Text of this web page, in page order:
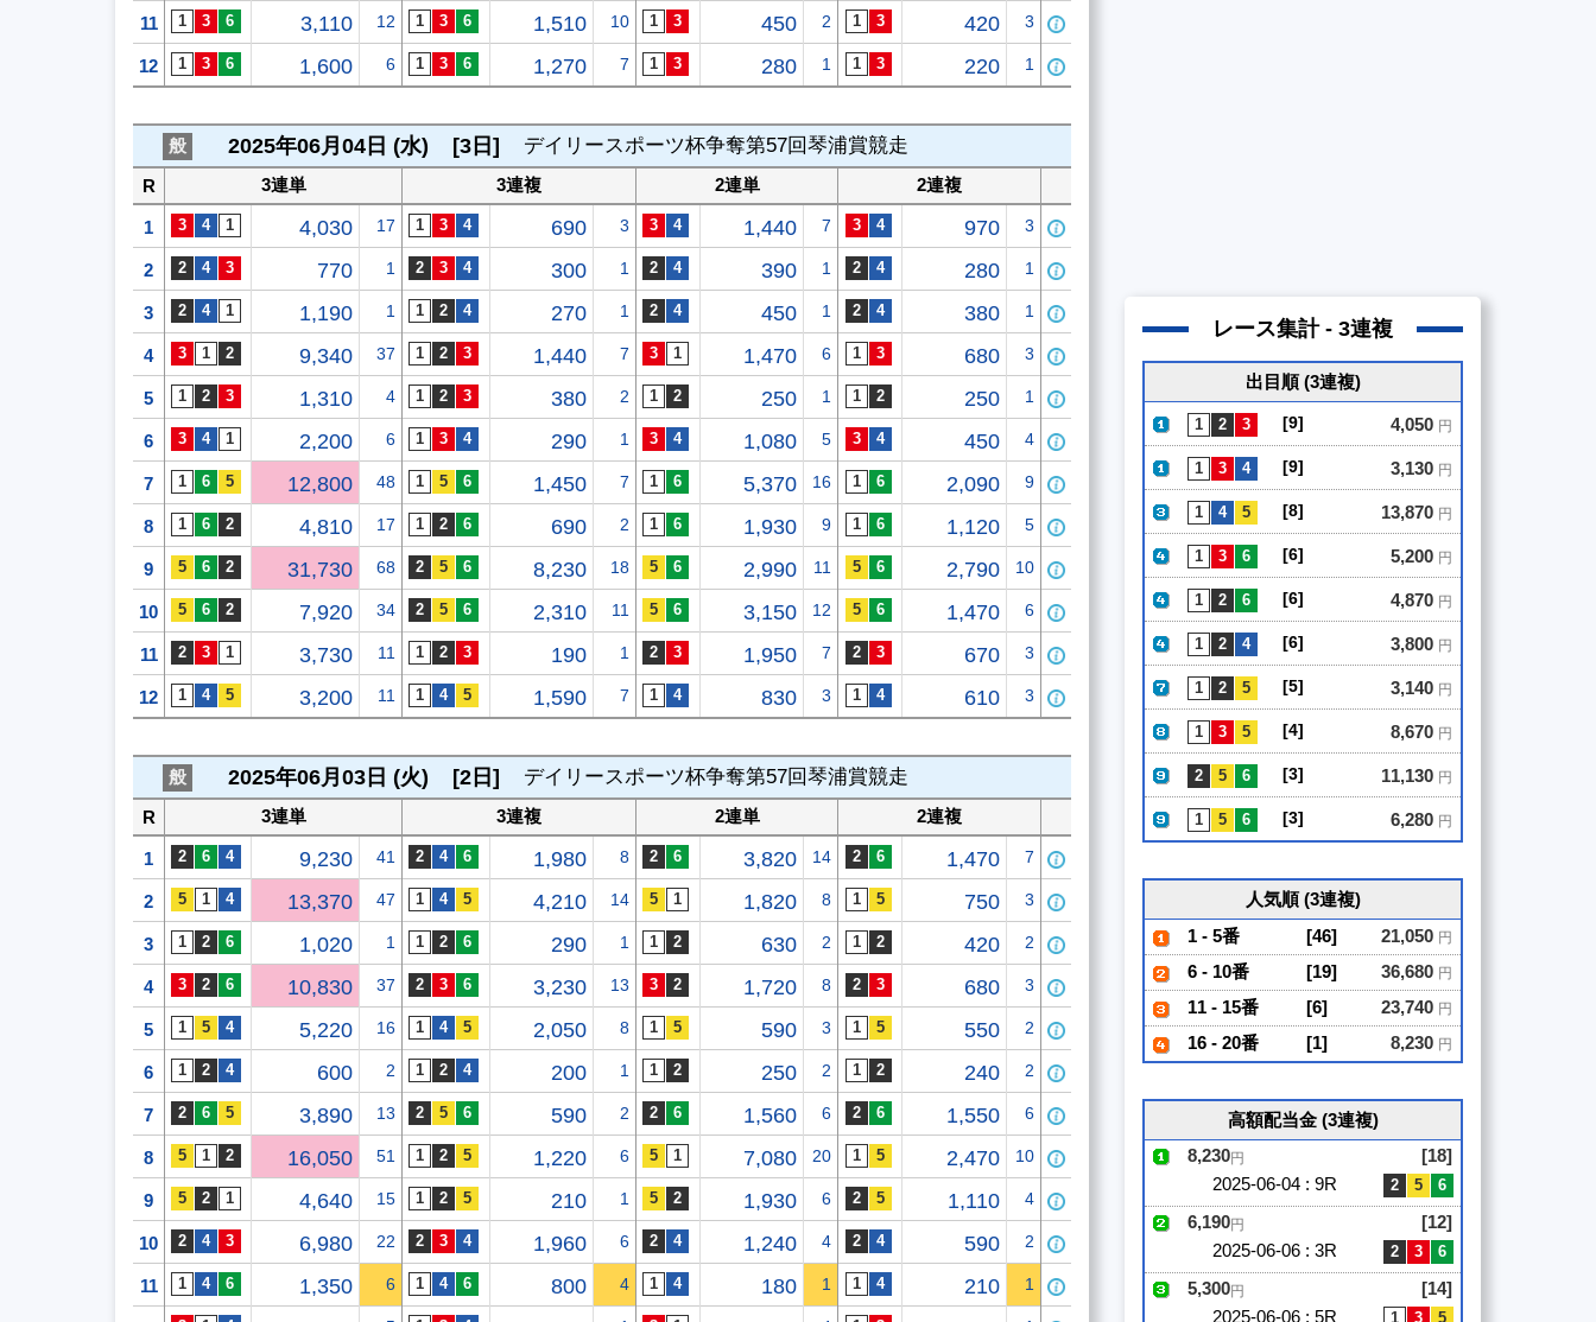
11 3,110 12 1,510 10 450 2 420 3
12 1,600 6 1,270 7 280 1 220 1
般 2025年06月04日 (水) [3日] デイリースポーツ杯争奪第57回琴浦賞競走
R 3連単 3連複 2連単 2連複
1 4,030 17 690 3 1,440 7 970 3
2 770 1 300 1 390 1 280 1
3 1,190 1 270 1 450 1 380 1
4 9,340 37 1,440 7 1,470 6 680 3
5 1,310 4 380 2 250 1 250 1
6 2,200 6 290 1 1,080 5 450 4
7 12,800 48 1,450 7 5,370 16 2,090 9
8 4,810 17 690 2 1,930 9 1,120 5
9 31,730 68 8,230 18 2,990 11 2,790 10
10 7,920 34 2,310 11 3,150 12 1,470 6
11 3,730 11 190 1 1,950 7 670 3
12 3,200 11 1,590 7 830 3 610 3
般 2025年06月03日 (火) [2日] デイリースポーツ杯争奪第57回琴浦賞競走
R 3連単 3連複 2連単 2連複
1 9,230 41 1,980 8 3,820 14 1,470 7
2 13,370 47 4,210 14 1,820 8 750 3
3 1,020 1 290 1 630 2 420 2
4 10,830 37 3,230 13 1,720 8 680 3
5 5,220 16 2,050 8 590 3 550 2
6 600 2 200 1 250 2 240 2
7 3,890 13 590 2 1,560 6 1,550 6
8 16,050 51 1,220 6 7,080 20 2,470 10
9 4,640 15 210 1 1,930 6 1,110 4
10 6,980 22 1,960 6 1,240 4 590 2
11 1,350 6 800 4 180 1 210 1
レース集計 - 3連複
出目順 (3連複)
[9] 4,050 円
[9] 3,130 円
[8] 13,870 円
[6] 5,200 円
[6] 4,870 円
[6] 3,800 円
[5] 3,140 円
[4] 8,670 円
[3] 11,130 円
[3] 6,280 円
人気順 (3連複)
1 - 5番
[46] 21,050 円
6 - 10番 [19] 36,680 円
11 - 15番 [6] 23,740 円
16 - 20番 [1] 8,230 円
高額配当金 (3連複)
8,230円
[18]
2025-06-04 : 9R
6,190円
[12]
2025-06-06 : 3R
5,300円
[14]
2025-06-06 : 5R